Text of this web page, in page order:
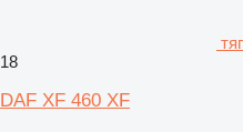
18
DAF XF 460 XF